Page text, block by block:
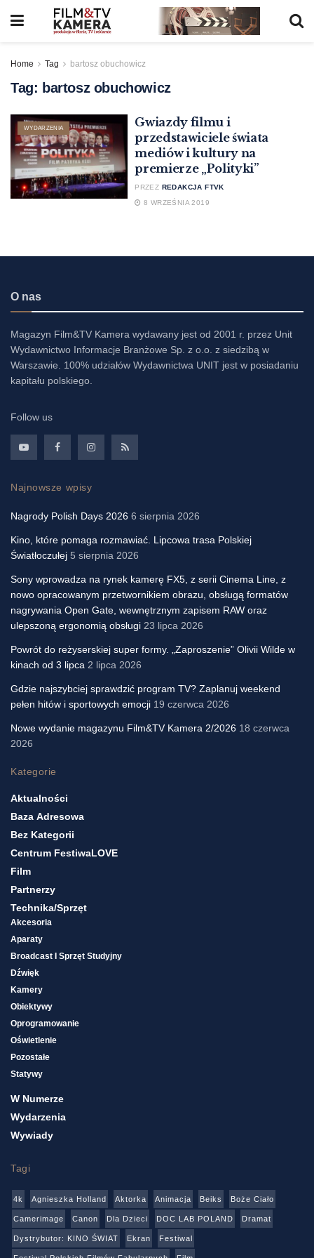
Home Tag bartosz obuchowicz
Tag: bartosz obuchowicz
WYDARZENIA
Gwiazdy filmu i
przedstawiciele świata
mediów i kultury na
premierze „Polityki”
PRZEZ REDAKCJA FTVK
8 WRZEŚNIA 2019
O nas
Magazyn Film&TV Kamera wydawany jest od 2001 r. przez Unit
Wydawnictwo Informacje Branżowe Sp. z o.o. z siedzibą w
Warszawie. 100% udziałów Wydawnictwa UNIT jest w posiadaniu
kapitału polskiego.
Follow us
Najnowsze wpisy
Nagrody Polish Days 2026 6 sierpnia 2026
Kino, które pomaga rozmawiać. Lipcowa trasa Polskiej
Światłoczułej 5 sierpnia 2026
Sony wprowadza na rynek kamerę FX5, z serii Cinema Line, z
nowo opracowanym przetwornikiem obrazu, obsługą formatów
nagrywania Open Gate, wewnętrznym zapisem RAW oraz
ulepszoną ergonomią obsługi 23 lipca 2026
Powrót do reżyserskiej super formy. „Zaproszenie” Olivii Wilde w
kinach od 3 lipca 2 lipca 2026
Gdzie najszybciej sprawdzić program TV? Zaplanuj weekend
pełen hitów i sportowych emocji 19 czerwca 2026
Nowe wydanie magazynu Film&TV Kamera 2/2026 18 czerwca
2026
Kategorie
Aktualności
Baza Adresowa
Bez Kategorii
Centrum FestiwaLOVE
Film
Partnerzy
Technika/sprzęt
Akcesoria
Aparaty
Broadcast I Sprzęt Studyjny
Dźwięk
Kamery
Obiektywy
Oprogramowanie
Oświetlenie
Pozostałe
Statywy
W Numerze
Wydarzenia
Wywiady
Tagi
4k Agnieszka Holland Aktorka Animacja Beiks Boże Ciało
Camerimage Canon Dla Dzieci DOC LAB POLAND Dramat
Dystrybutor: KINO ŚWIAT Ekran Festiwal